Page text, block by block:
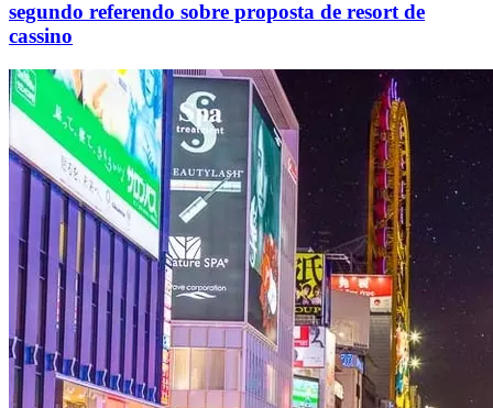
segundo referendo sobre proposta de resort de
cassino